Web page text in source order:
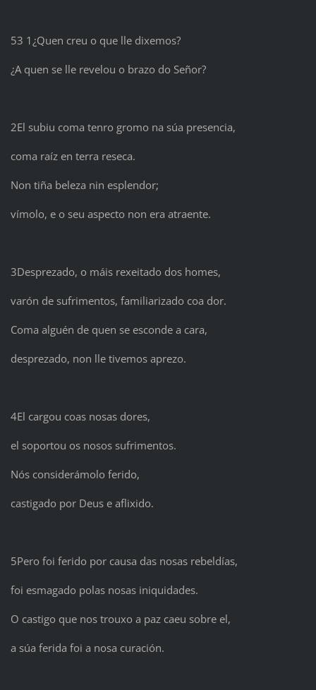
53 1¿Quen creu o que lle dixemos?
¿A quen se lle revelou o brazo do Señor?
2El subiu coma tenro gromo na súa presencia,
coma raíz en terra reseca.
Non tiña beleza nin esplendor;
vímolo, e o seu aspecto non era atraente.
3Desprezado, o máis rexeitado dos homes,
varón de sufrimentos, familiarizado coa dor.
Coma alguén de quen se esconde a cara,
desprezado, non lle tivemos aprezo.
4El cargou coas nosas dores,
el soportou os nosos sufrimentos.
Nós considerámolo ferido,
castigado por Deus e aflixido.
5Pero foi ferido por causa das nosas rebeldías,
foi esmagado polas nosas iniquidades.
O castigo que nos trouxo a paz caeu sobre el,
a súa ferida foi a nosa curación.